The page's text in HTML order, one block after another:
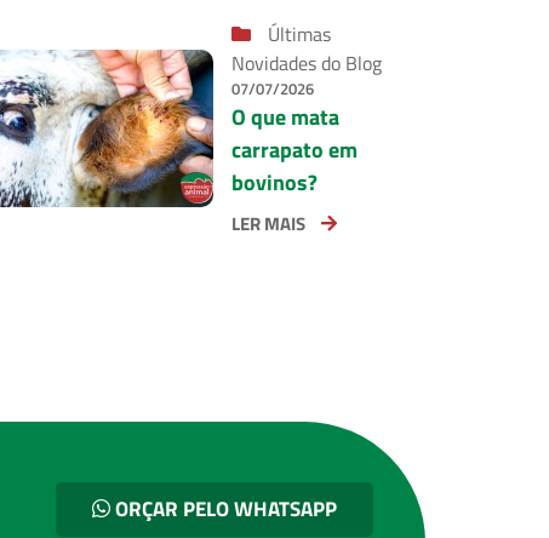
Últimas
Novidades do Blog
07/07/2026
O que mata
carrapato em
bovinos?
LER MAIS
ORÇAR PELO WHATSAPP